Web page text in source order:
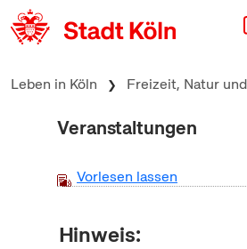
zum Inhalt springen
Leben in Köln Freizeit, Natur
Veranstaltungen
Vorlesen lassen
Hinweis: